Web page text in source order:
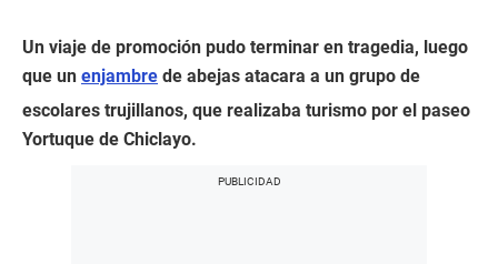
Un viaje de promoción pudo terminar en tragedia, luego
que un enjambre de abejas atacara a un grupo de
escolares trujillanos, que realizaba turismo por el paseo
Yortuque de Chiclayo.